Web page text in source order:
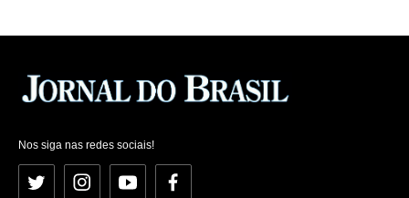
Nos siga nas redes sociais!
Twitter InstagramYouTubeFacebook